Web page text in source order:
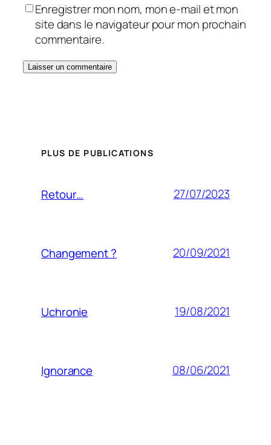
Enregistrer mon nom, mon e-mail et mon
site dans le navigateur pour mon prochain
commentaire.
PLUS DE PUBLICATIONS
Retour… 27/07/2023
Changement ? 20/09/2021
Uchronie 19/08/2021
Ignorance 08/06/2021